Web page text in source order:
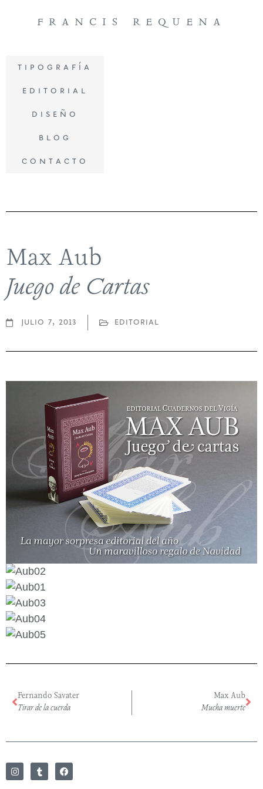
francis requena
tipografía
editorial
diseño
blog
contacto
Max Aub
Juego de Cartas
julio 7, 2013 editorial
Fernando Savater
Tirar de la cuerda
Max Aub
Mucha muerte